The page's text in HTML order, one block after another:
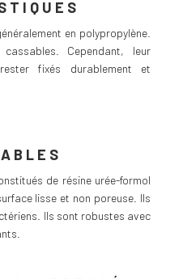
en polypropylène.
Cependant, leur
fixés durablement et
de résine urée-formol
lisse et non poreuse. Ils
Ils sont robustes avec